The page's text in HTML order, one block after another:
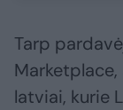
Tarp
latviai, kurie